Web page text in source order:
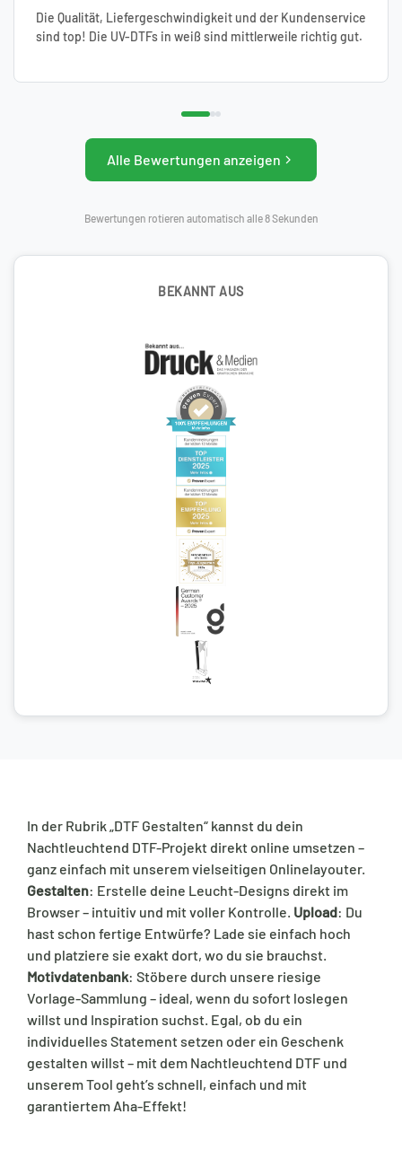
Die Qualität, Liefergeschwindigkeit und der Kundenservice
sind top! Die UV-DTFs in weiß sind mittlerweile richtig gut.
Alle Bewertungen anzeigen
Bewertungen rotieren automatisch alle 8 Sekunden
BEKANNT AUS
In der Rubrik „DTF Gestalten“ kannst du dein
Nachtleuchtend DTF-Projekt direkt online umsetzen –
ganz einfach mit unserem vielseitigen Onlinelayouter.
Gestalten: Erstelle deine Leucht-Designs direkt im
Browser – intuitiv und mit voller Kontrolle. Upload: Du
hast schon fertige Entwürfe? Lade sie einfach hoch
und platziere sie exakt dort, wo du sie brauchst.
Motivdatenbank: Stöbere durch unsere riesige
Vorlage-Sammlung – ideal, wenn du sofort loslegen
willst und Inspiration suchst. Egal, ob du ein
individuelles Statement setzen oder ein Geschenk
gestalten willst – mit dem Nachtleuchtend DTF und
unserem Tool geht’s schnell, einfach und mit
garantiertem Aha-Effekt!